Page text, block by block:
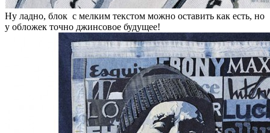
Ну ладно, блок с мелким текстом можно оставить как есть, но
у обложек точно джинсовое будущее!